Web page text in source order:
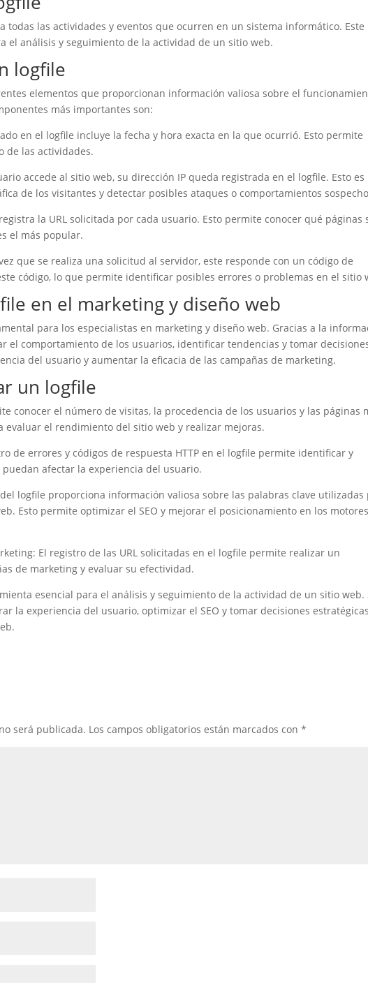
todas las actividades y eventos que ocurren en un sistema informático. Este
el análisis y seguimiento de la actividad de un sitio web.
logfile
elementos que proporcionan información valiosa sobre el
más importantes son:
en el logfile incluye la fecha y hora exacta en la que ocurrió. Esto permite
de las actividades.
accede al sitio web, su dirección IP queda registrada en el logfile. Esto
de los visitantes y detectar posibles ataques o comportamientos
la URL solicitada por cada usuario. Esto permite conocer qué páginas
el más popular.
que se realiza una solicitud al servidor, este responde con un código de
código, lo que permite identificar posibles errores o problemas en el sitio
en el marketing y diseño web
para los especialistas en marketing y diseño web. Gracias a la
el comportamiento de los usuarios, identificar tendencias y tomar
del usuario y aumentar la eficacia de las campañas de marketing.
un logfile
conocer el número de visitas, la procedencia de los usuarios y las páginas
evaluar el rendimiento del sitio web y realizar mejoras.
de errores y códigos de respuesta HTTP en el logfile permite identificar y
afectar la experiencia del usuario.
logfile proporciona información valiosa sobre las palabras clave utilizadas
Esto permite optimizar el SEO y mejorar el posicionamiento en los
El registro de las URL solicitadas en el logfile permite realizar un
de marketing y evaluar su efectividad.
esencial para el análisis y seguimiento de la actividad de un sitio web.
la experiencia del usuario, optimizar el SEO y tomar decisiones
será publicada. Los campos obligatorios están marcados con*